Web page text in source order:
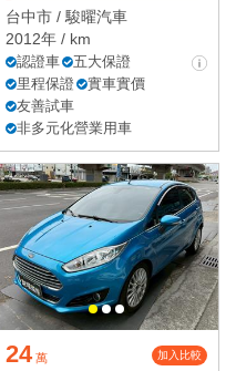
台中市 /駿曜汽車
2012年 / km
認證車
五大保證
里程保證
實車實價
友善試車
非多元化營業用車
24 萬 加入比較